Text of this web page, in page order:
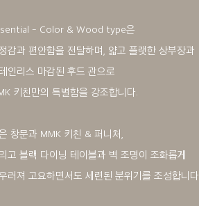
- Color & Wood type은
감과 편안함을 전달하며, 얇고 플랫한 상부장과
인리스 마감된 후드 관으로
키친만의 특별함을 강조합니다.
창문과 MMK 키친 & 퍼니처,
고 블랙 다이닝 테이블과 벽 조명이 조화롭게
러져 고요하면서도 세련된 분위기를 조성합니다.